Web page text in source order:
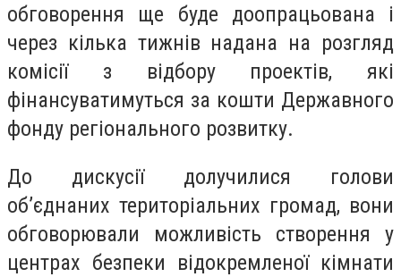
обговорення ще буде доопрацьована і
через кілька тижнів надана на розгляд
комісії з відбору проектів, які
фінансуватимуться за кошти Державного
фонду регіонального розвитку.
До дискусії долучилися голови
об’єднаних територіальних громад, вони
обговорювали можливість створення у
центрах безпеки відокремленої кімнати